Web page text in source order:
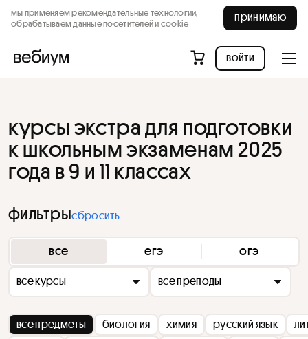
мы применяемрекомендательные технологии,
обрабатываем данные посетителейи cookie
принимаю
войти
курсы экстра для подготовки
к школьным экзаменам 2025
года в 9 и 11 классах
фильтрысбросить
все егэ огэ
все курсы все преподы
все предметы биология химия русский язык